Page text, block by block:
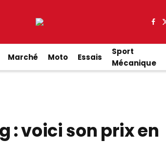
Marché Moto Essais
Sport
Mécanique
: voici son prix en